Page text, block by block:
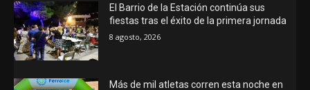
El Barrio de la Estación continúa sus
fiestas tras el éxito de la primera jornada
8 agosto, 2026
Más de mil atletas corren esta noche en